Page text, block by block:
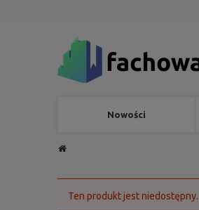
Nowości
Ten produkt jest niedostępny.